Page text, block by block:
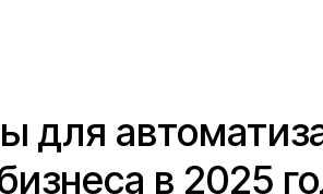
для
в 2025